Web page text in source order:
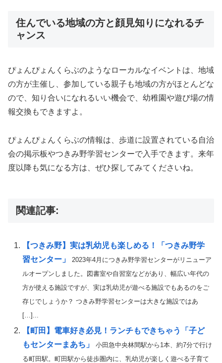
住んでいる地域の方と顔見知りになれるチ
ャンス
ぴょんぴょんくらぶのようなローカルなイベントは、地域
の方が主催し、参加している親子も地域の方がほとんどな
ので、知り合いになれるいい機会で、幼稚園や遊び場の情
報交換もできますよ。
ぴょんぴょんくらぶの情報は、歩道に設置されている自治
会の掲示板やつきみ野学習センターで入手できます。来年
度以降も気になる方は、ぜひ探してみてくださいね。
関連記事:
【つきみ野】実は乳幼児も楽しめる！「つきみ野学
習センター」2023年4月につきみ野学習センターがリニューア
ルオープンしました。図書室や自習室などがあり、幅広い年代の
方が使える施設ですが、実は乳幼児が遊べる施設でもあるのをご
存じでしょうか？ つきみ野学習センターは大きな施設ではあ
[…]...
【町田】電車好き必見！ランチもできちゃう「子ど
もセンターまあち」小田急中央林間駅から1本、約7分で行け
る町田駅。町田駅から徒歩圏内に、乳幼児が楽しく遊べる子育て